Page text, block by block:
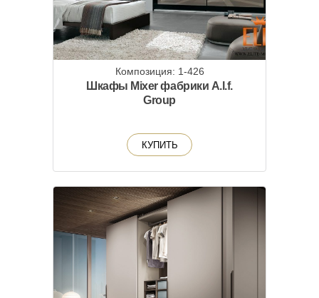
Композиция: 1-426
Шкафы Mixer фабрики A.l.f.
Group
КУПИТЬ